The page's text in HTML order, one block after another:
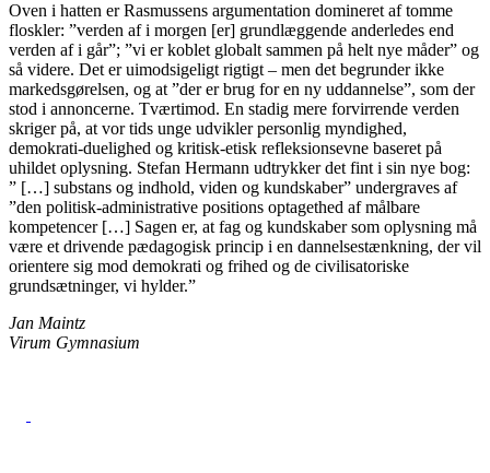
Oven i hatten er Rasmussens argumentation domineret af tomme
floskler: ”verden af i morgen [er] grundlæggende anderledes end
verden af i går”; ”vi er koblet globalt sammen på helt nye måder” og
så videre. Det er uimodsigeligt rigtigt – men det begrunder ikke
markedsgørelsen, og at ”der er brug for en ny uddannelse”, som der
stod i annoncerne. Tværtimod. En stadig mere forvirrende verden
skriger på, at vor tids unge udvikler personlig myndighed,
demokrati-duelighed og kritisk-etisk refleksionsevne baseret på
uhildet oplysning. Stefan Hermann udtrykker det fint i sin nye bog:
” […] substans og indhold, viden og kundskaber” undergraves af
”den politisk-administrative positions optagethed af målbare
kompetencer […] Sagen er, at fag og kundskaber som oplysning må
være et drivende pædagogisk princip i en dannelsestænkning, der vil
orientere sig mod demokrati og frihed og de civilisatoriske
grundsætninger, vi hylder.”
Jan Maintz
Virum Gymnasium